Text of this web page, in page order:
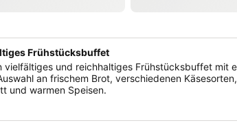
Frühstücksbuffet
vielfältiges und reichhaltiges Frühstücksbuffet mit
an frischem Brot, verschiedenen Käsesorten,
und warmen Speisen.